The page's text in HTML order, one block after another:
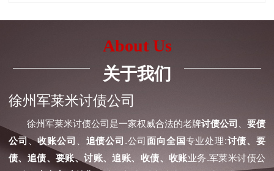
About Us
关于我们
徐州军莱米讨债公司
徐州军莱米讨债公司是一家权威合法的老牌讨债公司
要债
公司、收账公司 追债公司 .公司面向全国专业处理:讨债、要
债、追债、要账、讨账、追账、收债、收账业务.军莱米讨债公